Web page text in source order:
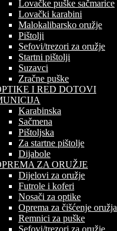
Lovačke puške sačmarice
Lovački karabini
Malokalibarsko oružje
Pištolji
Sefovi/trezori za oružje
Startni pištolji
Suzavci
Zračne puške
I RED DOTOVI
Karabinska
Sačmena
Pištoljska
Za startne pištolje
Dijabole
ZA ORUŽJE
Dijelovi za oružje
Futrole i koferi
Nosači za optike
Oprema za čišćenje oružja
Remnici za puške
Sefovi/trezori za oružje